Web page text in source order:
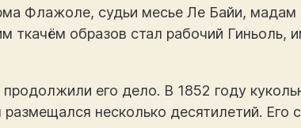
Флажоле, судьи месье Ле Байи, мадам
образов стал рабочий Гиньоль,
его дело. В 1852 году
несколько десятилетий. Его